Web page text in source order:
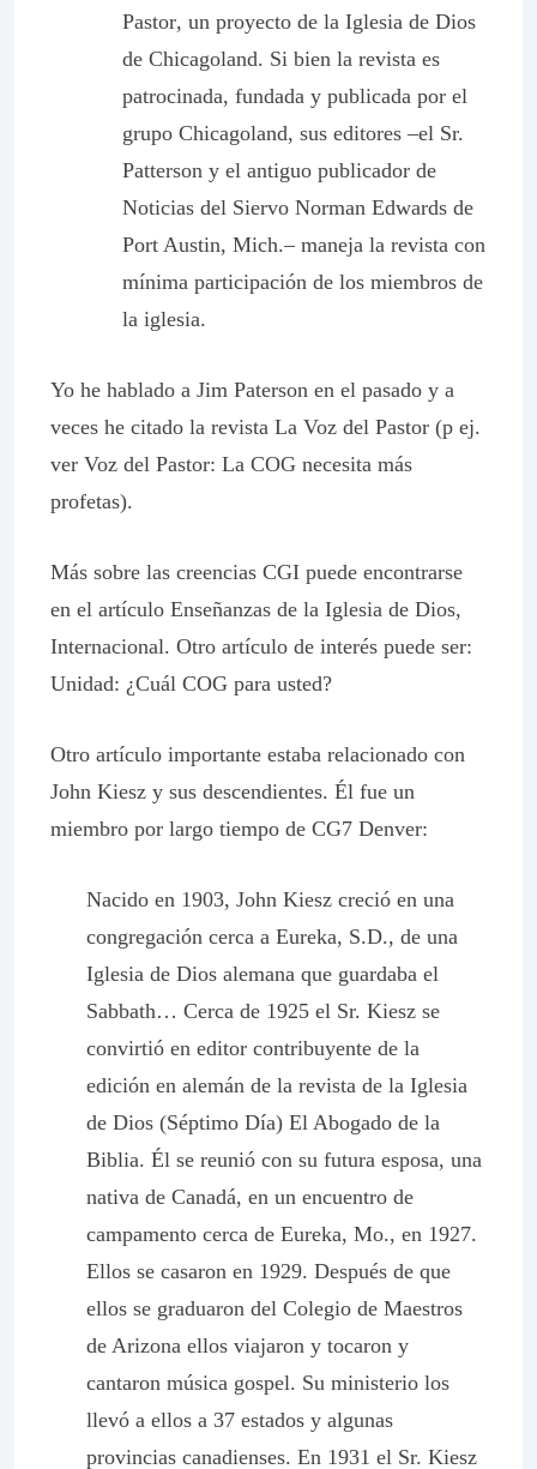
Pastor, un proyecto de la Iglesia de Dios
de Chicagoland. Si bien la revista es
patrocinada, fundada y publicada por el
grupo Chicagoland, sus editores –el Sr.
Patterson y el antiguo publicador de
Noticias del Siervo Norman Edwards de
Port Austin, Mich.– maneja la revista con
mínima participación de los miembros de
la iglesia.
Yo he hablado a Jim Paterson en el pasado y a
veces he citado la revista La Voz del Pastor (p ej.
ver Voz del Pastor: La COG necesita más
profetas).
Más sobre las creencias CGI puede encontrarse
en el artículo Enseñanzas de la Iglesia de Dios,
Internacional. Otro artículo de interés puede ser:
Unidad: ¿Cuál COG para usted?
Otro artículo importante estaba relacionado con
John Kiesz y sus descendientes. Él fue un
miembro por largo tiempo de CG7 Denver:
Nacido en 1903, John Kiesz creció en una
congregación cerca a Eureka, S.D., de una
Iglesia de Dios alemana que guardaba el
Sabbath… Cerca de 1925 el Sr. Kiesz se
convirtió en editor contribuyente de la
edición en alemán de la revista de la Iglesia
de Dios (Séptimo Día) El Abogado de la
Biblia. Él se reunió con su futura esposa, una
nativa de Canadá, en un encuentro de
campamento cerca de Eureka, Mo., en 1927.
Ellos se casaron en 1929. Después de que
ellos se graduaron del Colegio de Maestros
de Arizona ellos viajaron y tocaron y
cantaron música gospel. Su ministerio los
llevó a ellos a 37 estados y algunas
provincias canadienses. En 1931 el Sr. Kiesz